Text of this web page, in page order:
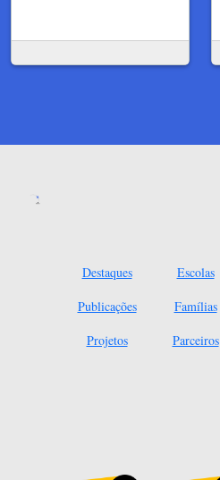
Destaques
Publicações
Projetos
Escolas
Famílias
Parceiros